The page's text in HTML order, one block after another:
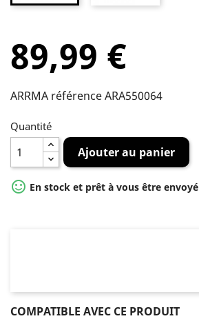
89,99 €
ARRMA référence ARA550064
Quantité
Ajouter au panier
 En stock et prêt à vous être envoyé
COMPATIBLE AVEC CE PRODUIT